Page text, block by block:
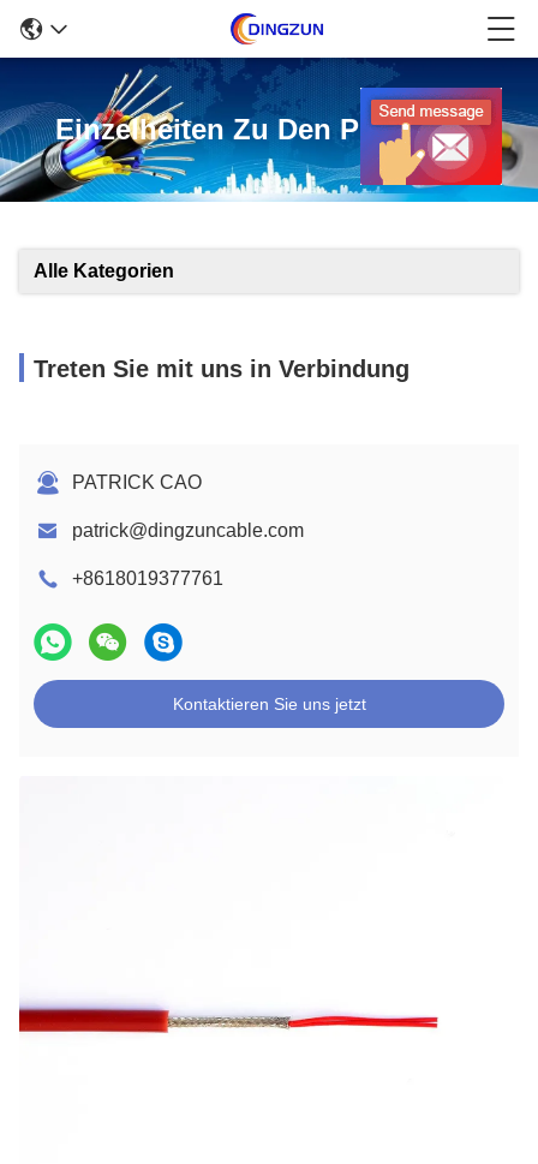
Einzelheiten Zu Den Produkten
Alle Kategorien
Treten Sie mit uns in Verbindung
PATRICK CAO
patrick@dingzuncable.com
+8618019377761
Kontaktieren Sie uns jetzt